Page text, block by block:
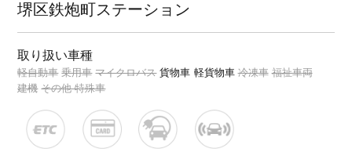
堺区鉄炮町ステーション
取り扱い車種
軽自動車 乗用車 マイクロバス 貨物車 軽貨物車 冷凍車 福祉車両
建機 その他 特殊車